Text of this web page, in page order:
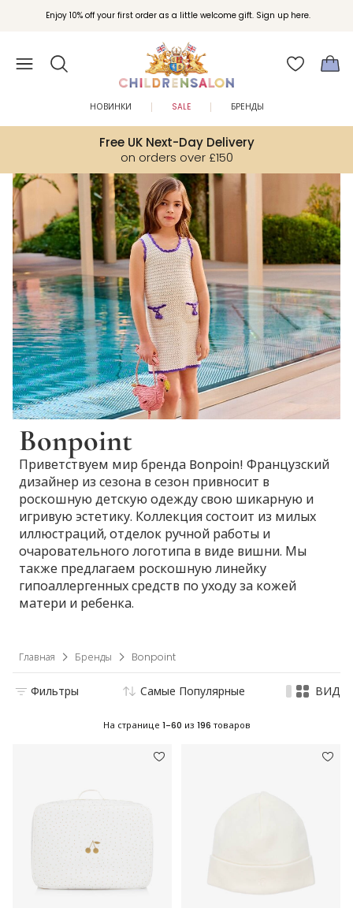
Enjoy 10% off your first order as a little welcome gift. Sign up here.
Вступайте в клуб Бонусы Childrensalon для эксклюзивных привилегий при
покупках.
Free UK Next-Day Delivery
on orders over £150
НОВИНКИ SALE БРЕНДЫ
Bonpoint
Приветствуем мир бренда Bonpoin! Французский
дизайнер из сезона в сезон привносит в
роскошную детскую одежду свою шикарную и
игривую эстетику. Коллекция состоит из милых
иллюстраций, отделок ручной работы и
очаровательного логотипа в виде вишни. Мы
также предлагаем роскошную линейку
гипоаллергенных средств по уходу за кожей
матери и ребенка.
Главная Бренды Bonpoint
Фильтры Самые Популярные ВИД
На странице 1-60 из 196 товаров